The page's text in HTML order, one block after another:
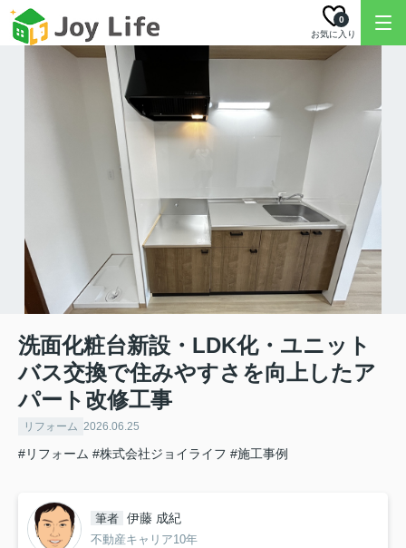
お気に入り
0
洗面化粧台新設・LDK化・ユニット
バス交換で住みやすさを向上したア
パート改修工事
リフォーム 2026.06.25
#リフォーム #株式会社ジョイライフ #施工事例
筆者 伊藤 成紀
不動産キャリア10年